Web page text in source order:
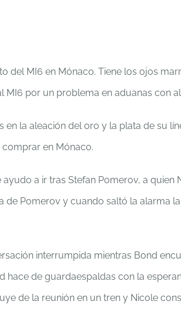
del MI6 en Mónaco. Tiene los ojos
MI6 por un problema en aduanas con
la aleación del oro y la plata de su
en Mónaco.
a ir tras Stefan Pomerov, a quien
de Pomerov y cuando saltó la alarma
interrumpida mientras Bond
hace de guardaespaldas con la
de la reunión en un tren y Nicole